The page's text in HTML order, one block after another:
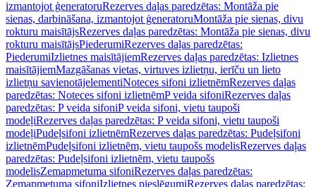
izmantojot ģeneratoruRezerves daļas paredzētas: Montāža pie
sienas, darbināšana, izmantojot ģeneratoruMontāža pie sienas, divu
rokturu maisītājsRezerves daļas paredzētas: Montāža pie sienas, divu
rokturu maisītājsPiederumiRezerves daļas paredzētas:
PiederumiIzlietnes maisītājiemRezerves daļas paredzētas: Izlietnes
maisītājiemMazgāšanas vietas, virtuves izlietņu, ierīču un lieto
izlietņu savienotājelementiNoteces sifoni izlietnēmRezerves daļas
paredzētas: Noteces sifoni izlietnēmP veida sifoniRezerves daļas
paredzētas: P veida sifoniP veida sifoni, vietu taupoši
modeļiRezerves daļas paredzētas: P veida sifoni, vietu taupoši
modeļiPudeļsifoni izlietnēmRezerves daļas paredzētas: Pudeļsifoni
izlietnēmPudeļsifoni izlietnēm, vietu taupošs modelisRezerves daļas
paredzētas: Pudeļsifoni izlietnēm, vietu taupošs
modelisZemapmetuma sifoniRezerves daļas paredzētas:
Zemapmetuma sifoniIzlietnes pieslēgumiRezerves daļas paredzētas: